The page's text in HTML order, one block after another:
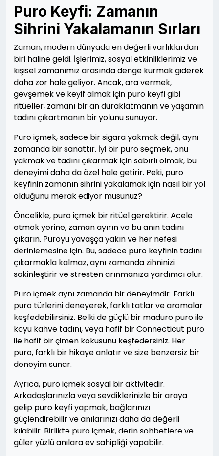
Puro Keyfi: Zamanın
Sihrini Yakalamanın Sırları
Zaman, modern dünyada en değerli varlıklardan
biri haline geldi. İşlerimiz, sosyal etkinliklerimiz ve
kişisel zamanımız arasında denge kurmak giderek
daha zor hale geliyor. Ancak, ara vermek,
gevşemek ve keyif almak için puro keyfi gibi
ritüeller, zamanı bir an duraklatmanın ve yaşamın
tadını çıkartmanın bir yolunu sunuyor.
Puro içmek, sadece bir sigara yakmak değil, aynı
zamanda bir sanattır. İyi bir puro seçmek, onu
yakmak ve tadını çıkarmak için sabırlı olmak, bu
deneyimi daha da özel hale getirir. Peki, puro
keyfinin zamanın sihrini yakalamak için nasıl bir yol
olduğunu merak ediyor musunuz?
Öncelikle, puro içmek bir ritüel gerektirir. Acele
etmek yerine, zaman ayırın ve bu anın tadını
çıkarın. Puroyu yavaşça yakın ve her nefesi
derinlemesine için. Bu, sadece puro keyfinin tadını
çıkarmakla kalmaz, aynı zamanda zihninizi
sakinleştirir ve stresten arınmanıza yardımcı olur.
Puro içmek aynı zamanda bir deneyimdir. Farklı
puro türlerini deneyerek, farklı tatlar ve aromalar
keşfedebilirsiniz. Belki de güçlü bir maduro puro ile
koyu kahve tadını, veya hafif bir Connecticut puro
ile hafif bir çimen kokusunu keşfedersiniz. Her
puro, farklı bir hikaye anlatır ve size benzersiz bir
deneyim sunar.
Ayrıca, puro içmek sosyal bir aktivitedir.
Arkadaşlarınızla veya sevdiklerinizle bir araya
gelip puro keyfi yapmak, bağlarınızı
güçlendirebilir ve anılarınızı daha da değerli
kılabilir. Birlikte puro içmek, derin sohbetlere ve
güler yüzlü anılara ev sahipliği yapabilir.